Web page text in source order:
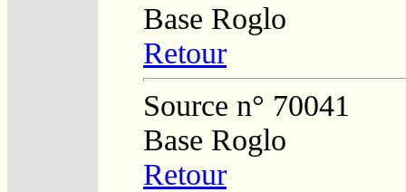
Base Roglo
Retour
Source n° 70041
Base Roglo
Retour